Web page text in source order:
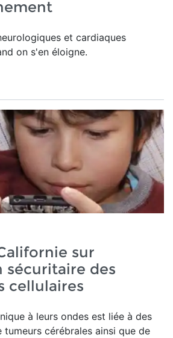
et cardiaques
on s'en éloigne.
sur
sécuritaire des
cellulaires
à leurs ondes est liée à des
tumeurs cérébrales ainsi que de